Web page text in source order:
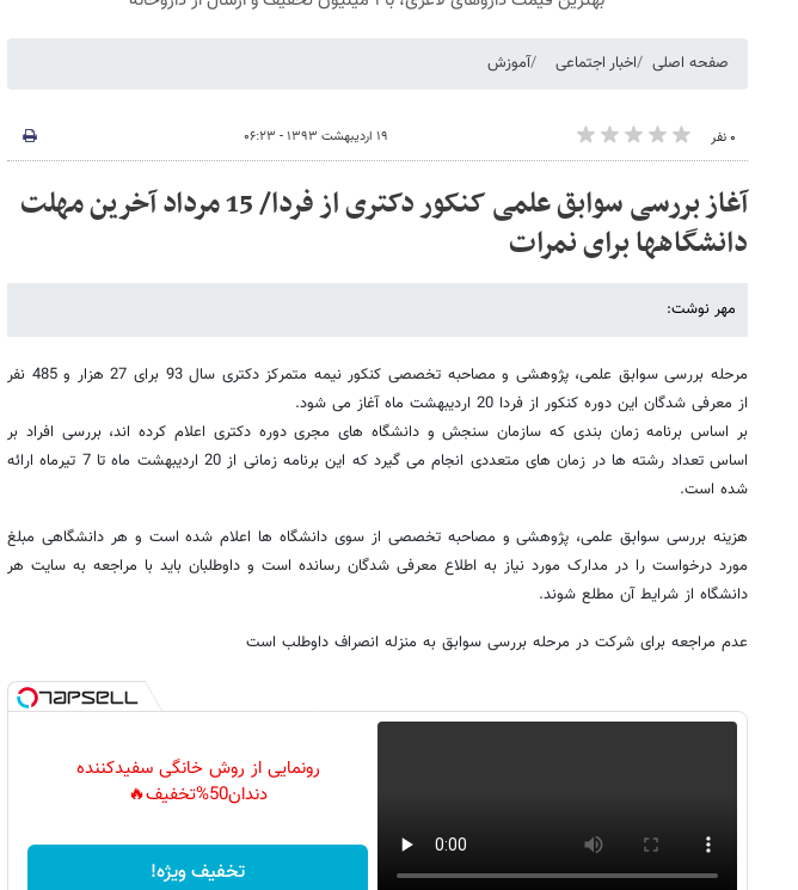
صفحه اصلی اخبار اجتماعی آموزش
۰ نفر ۱۹ اردیبهشت ۱۳۹۳ - ۰۶:۲۳
آغاز بررسی سوابق علمی کنکور دکتری از فردا/ 15 مرداد آخرین مهلت
دانشگاهها برای نمرات
مهر نوشت:
مرحله بررسی سوابق علمی، پژوهشی و مصاحبه تخصصی کنکور نیمه متمرکز دکتری سال 93 برای 27 هزار و 485 نفر
از معرفی شدگان این دوره کنکور از فردا 20 اردیبهشت ماه آغاز می شود.
بر اساس برنامه زمان بندی که سازمان سنجش و دانشگاه های مجری دوره دکتری اعلام کرده اند، بررسی افراد بر
اساس تعداد رشته ها در زمان های متعددی انجام می گیرد که این برنامه زمانی از 20 اردیبهشت ماه تا 7 تیرماه ارائه
شده است.
هزینه بررسی سوابق علمی، پژوهشی و مصاحبه تخصصی از سوی دانشگاه ها اعلام شده است و هر دانشگاهی مبلغ
مورد درخواست را در مدارک مورد نیاز به اطلاع معرفی شدگان رسانده است و داوطلبان باید با مراجعه به سایت هر
دانشگاه از شرایط آن مطلع شوند.
عدم مراجعه برای شرکت در مرحله بررسی سوابق به منزله انصراف داوطلب است
رونمایی از روش خانگی سفیدکننده
دندان50%تخفیف🔥
تخفیف ویژه!